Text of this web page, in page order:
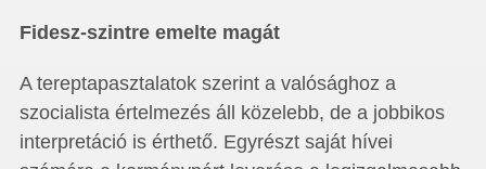
Fidesz-szintre emelte magát
A tereptapasztalatok szerint a valósághoz a
szocialista értelmezés áll közelebb, de a jobbikos
interpretáció is érthető. Egyrészt saját hívei